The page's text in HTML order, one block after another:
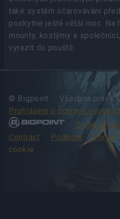
také systém očarovávání
poskytne ještě větší moc. Na
mounty, kostýmy a
vyrazit do pouště.
© Bigpoint · Všechna práva
Prohlášení o ochraně
· Zrušit
Contract · Podpora ·Fórum
cookie